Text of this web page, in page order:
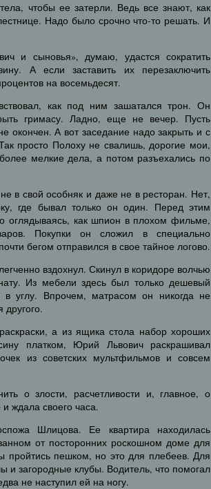
чтобы ее затерли. Ведь все знают, как
Надо было срочно что-то решать. И
и сыновья», думаю, удастся сократить
А если заставить их перезаключить
на восемьдесят.
как под ним зашатался трон. Он
гримасу. Ладно, еще не вечер. Пусть
окончен. А вот заседание надо закрыть и с
просто Полоху не свалишь, дорогие мои,
мелкие дела, а потом разъехались по
в свой особняк и даже не в ресторан. Нет,
где бывал только он один. Перед этим
оглядываясь, как шпион в плохом фильме,
Покупки он сложил в специально
бегом отправился в свое тайное логово.
вздохнул. Скинул в коридоре волчью
Из мебели здесь был только дешевый
углу. Впрочем, матрасом он никогда не
а из ящика стола набор хороших
платком, Юрий Львович раскрашивал
из советских мультфильмов и совсем
о злости, расчетливости и, главное, о
ждала своего часа.
Шлицова. Ее квартира находилась
от посторонних роскошном доме для
пешком, но это для плебеев. Для
и загородные клубы. Водитель, что помогал
не наступил ей на ногу.